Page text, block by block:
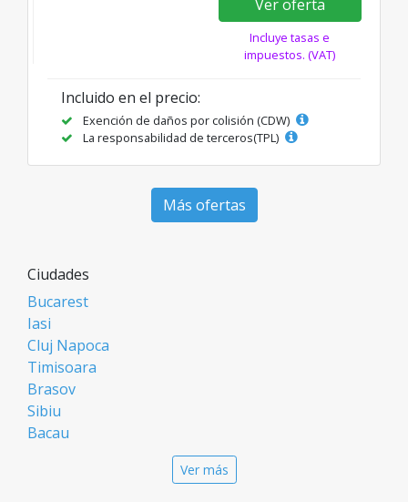
Ver oferta
Incluye tasas e
impuestos. (VAT)
Incluido en el precio:
Exención de daños por colisión (CDW)
La responsabilidad de terceros(TPL)
Más ofertas
Ciudades
Bucarest
Iasi
Cluj Napoca
Timisoara
Brasov
Sibiu
Bacau
Ver más